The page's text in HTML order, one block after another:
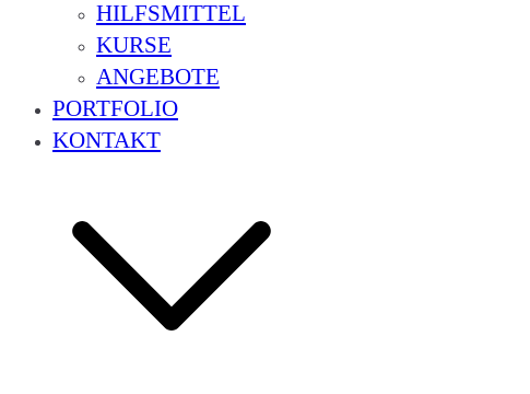
HILFSMITTEL
KURSE
ANGEBOTE
PORTFOLIO
KONTAKT